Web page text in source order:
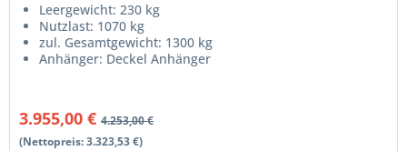
Leergewicht: 230 kg
Nutzlast: 1070 kg
zul. Gesamtgewicht: 1300 kg
Anhänger: Deckel Anhänger
3.955,00 € 4.253,00 €
(Nettopreis: 3.323,53 €)